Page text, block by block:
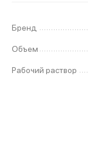
Бренд
Объем
Рабочий раствор